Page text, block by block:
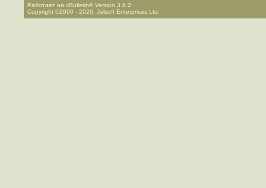
Работает на vBulletin® Version 3.8.2
Copyright ©2000 - 2026, Jelsoft Enterprises Ltd.